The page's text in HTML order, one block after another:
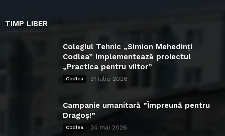
TIMP LIBER
Colegiul Tehnic „Simion Mehedinți
Codlea” implementează proiectul
„Practica pentru viitor”
Codlea 31 iulie 2026
Campanie umanitară ”Împreună pentru
Dragoș!”
Codlea 24 mai 2026